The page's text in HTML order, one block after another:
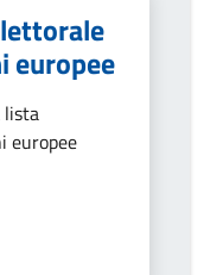
europee
lista
europee